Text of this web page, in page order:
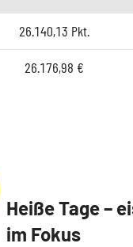
26.140,13 Pkt.
26.176,98 €
Heiße Tage –
im Fokus